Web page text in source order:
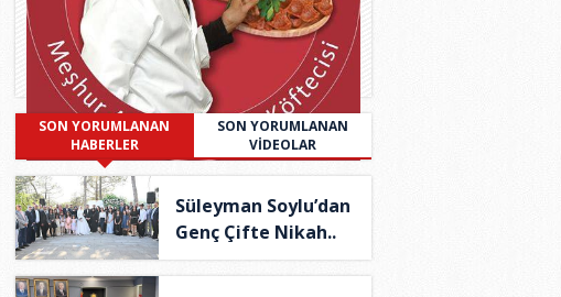
SON YORUMLANAN
HABERLER
SON YORUMLANAN
VİDEOLAR
Süleyman Soylu’dan
Genç Çifte Nikah..